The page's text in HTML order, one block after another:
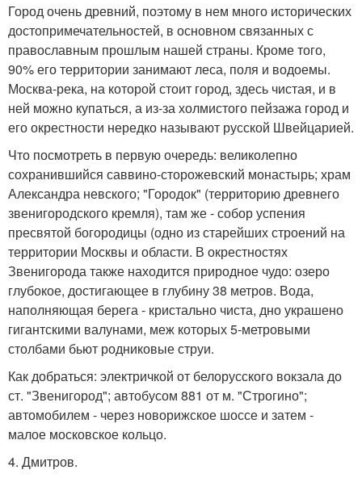
Город очень древний, поэтому в нем много исторических
достопримечательностей, в основном связанных с
православным прошлым нашей страны. Кроме того,
90% его территории занимают леса, поля и водоемы.
Москва-река, на которой стоит город, здесь чистая, и в
ней можно купаться, а из-за холмистого пейзажа город и
его окрестности нередко называют русской Швейцарией.
Что посмотреть в первую очередь: великолепно
сохранившийся саввино-сторожевский монастырь; храм
Александра невского; "Городок" (территорию древнего
звенигородского кремля), там же - собор успения
пресвятой богородицы (одно из старейших строений на
территории Москвы и области. В окрестностях
Звенигорода также находится природное чудо: озеро
глубокое, достигающее в глубину 38 метров. Вода,
наполняющая берега - кристально чиста, дно украшено
гигантскими валунами, меж которых 5-метровыми
столбами бьют родниковые струи.
Как добраться: электричкой от белорусского вокзала до
ст. "Звенигород"; автобусом 881 от м. "Строгино";
автомобилем - через новорижское шоссе и затем -
малое московское кольцо.
4. Дмитров.